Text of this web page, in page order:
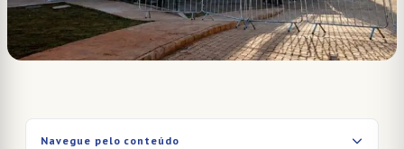
Navegue pelo conteúdo